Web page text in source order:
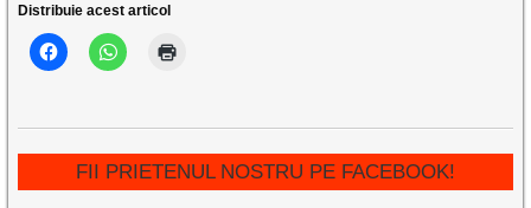
Distribuie acest articol
FII PRIETENUL NOSTRU PE FACEBOOK!